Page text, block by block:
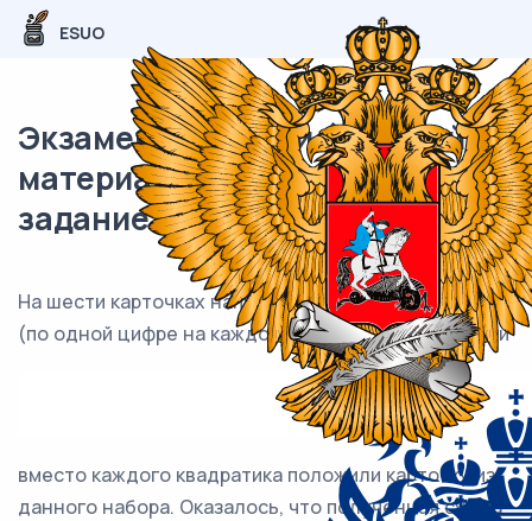
ESUO
Экзаменационный (типовой)
материал ЕГЭ / База / 19
задание (24) / 138
На шести карточках написаны цифры 2; 3; 5; 6; 7; 7
(по одной цифре на каждой карточке). В выражении
вместо каждого квадратика положили карточку из
данного набора. Оказалось, что полученная сумма